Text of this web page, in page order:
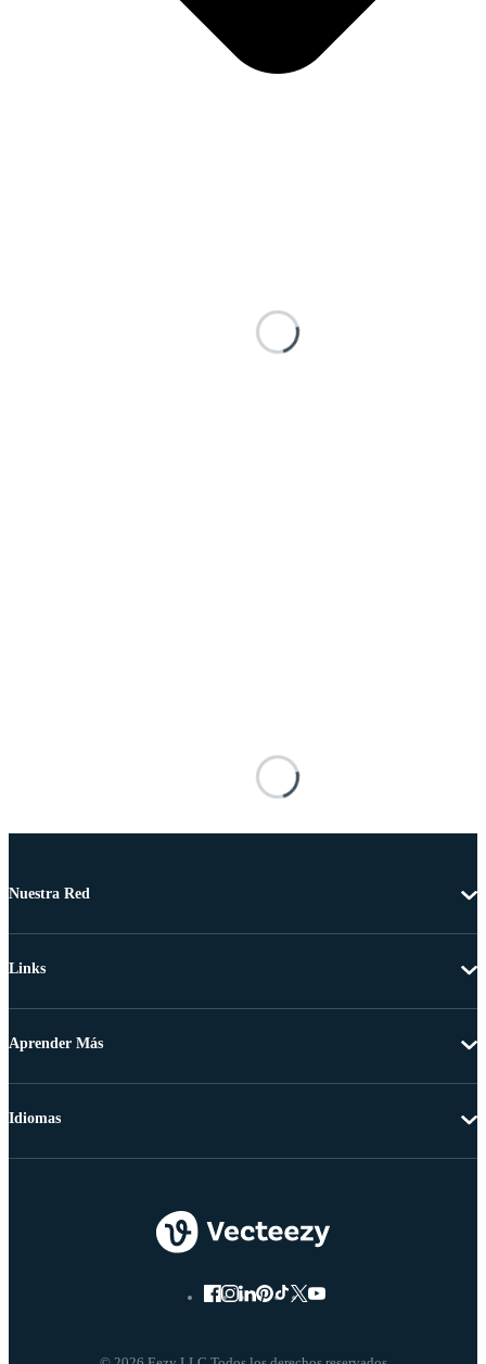
Nuestra Red
Links
Aprender Más
Idiomas